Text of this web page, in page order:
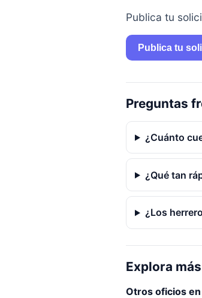
Publica tu
Publica tu
Preguntas
¿Cuánto
¿Qué tan
¿Los
Explora más
Otros oficios